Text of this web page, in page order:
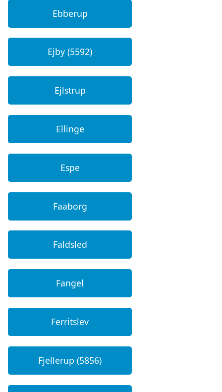
Ebberup
Ejby (5592)
Ejlstrup
Ellinge
Espe
Faaborg
Faldsled
Fangel
Ferritslev
Fjellerup (5856)